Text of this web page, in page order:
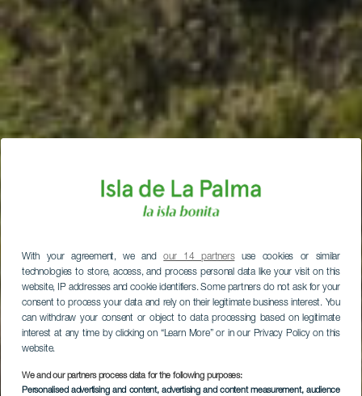
With your agreement, we andour 14 partnersuse cookies or similar
technologies to store, access, and process personal data like your visit on this
website, IP addresses and cookie identifiers. Some partners do not ask for your
consent to process your data and rely on their legitimate business interest. You
can withdraw your consent or object to data processing based on legitimate
interest at any time by clicking on “Learn More” or in our Privacy Policy on this
website.
We and our partners process data for the following purposes:
Personalised advertising and content, advertising and content measurement, audience